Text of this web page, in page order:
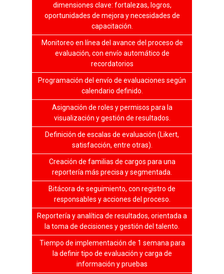
dimensiones clave: fortalezas, logros,
oportunidades de mejora y necesidades de
capacitación.
Monitoreo en línea del avance del proceso de
evaluación, con envío automático de
recordatorios
Programación del envío de evaluaciones según
calendario definido.
Asignación de roles y permisos para la
visualización y gestión de resultados.
Definición de escalas de evaluación (Likert,
satisfacción, entre otras).
Creación de familias de cargos para una
reportería más precisa y segmentada.
Bitácora de seguimiento, con registro de
responsables y acciones del proceso.
Reportería y analítica de resultados, orientada a
la toma de decisiones y gestión del talento.
Tiempo de implementación de 1 semana para
la definir tipo de evaluación y carga de
información y pruebas